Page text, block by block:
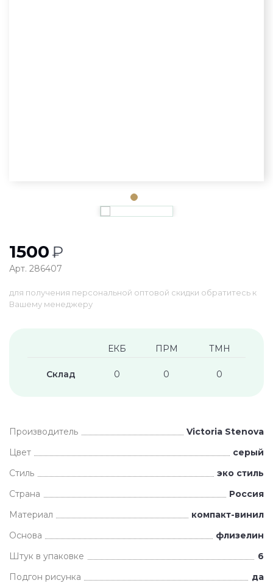
1500₽
Арт. 286407
для получения персональной оптовой скидки обратитесь к
Вашему менеджеру
ЕКБ ПРМ ТМН
Склад 0 0 0
Производитель
Victoria Stenova
Цвет
серый
Стиль
эко стиль
Страна
Россия
Материал
компакт-винил
Основа
флизелин
Штук в упаковке
6
Подгон рисунка
да